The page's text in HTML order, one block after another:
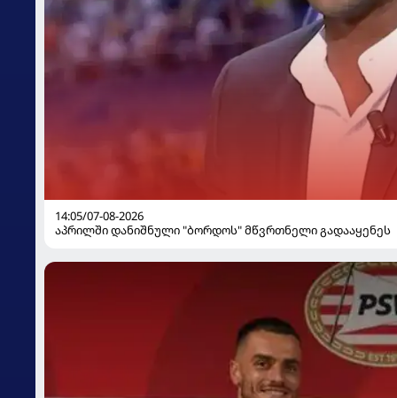
14:05/07-08-2026
აპრილში დანიშნული "ბორდოს" მწვრთნელი გადააყენეს